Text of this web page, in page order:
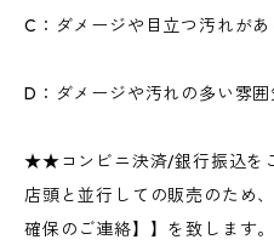
C：ダメージや目立つ汚れがあ
D：ダメージや汚れの多い雰
★★コンビニ決済/銀行振込を
店頭と並行しての販売のため
確保のご連絡】】を致します。